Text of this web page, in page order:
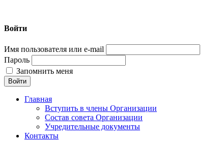
Нижегородская городская общественная организация
Войти
Имя пользователя или e-mail
Пароль
Запомнить меня
Главная
Вступить в члены Организации
Состав совета Организации
Учредительные документы
Контакты